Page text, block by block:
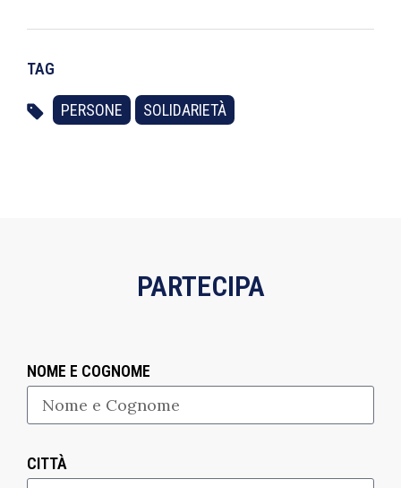
TAG
PERSONE SOLIDARIETÀ
PARTECIPA
NOME E COGNOME
CITTÀ